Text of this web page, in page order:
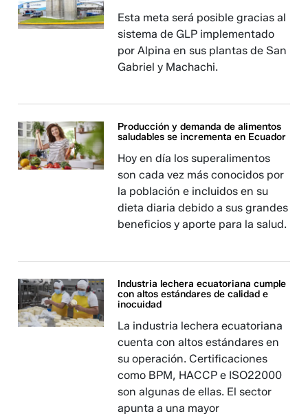
Esta meta será posible gracias al
sistema de GLP implementado
por Alpina en sus plantas de San
Gabriel y Machachi.
Producción y demanda de alimentos
saludables se incrementa en Ecuador
Hoy en día los superalimentos
son cada vez más conocidos por
la población e incluidos en su
dieta diaria debido a sus grandes
beneficios y aporte para la salud.
Industria lechera ecuatoriana cumple
con altos estándares de calidad e
inocuidad
La industria lechera ecuatoriana
cuenta con altos estándares en
su operación. Certificaciones
como BPM, HACCP e ISO22000
son algunas de ellas. El sector
apunta a una mayor